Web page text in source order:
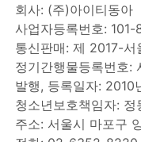
회사: (주)아이티동아
사업자등록번호:
통신판매: 제 2017-서
정기간행물등록번호:
발행, 등록일자: 2010
청소년보호책임자: 정
주소: 서울시 마포구